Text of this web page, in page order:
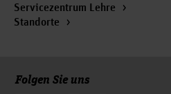
Servicezentrum Lehre
Standorte
Folgen Sie uns